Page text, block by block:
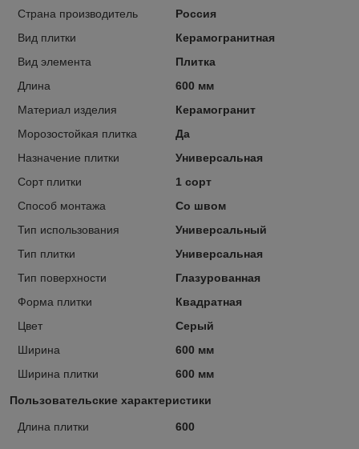
Страна производитель
Россия
Вид плитки
Керамогранитная
Вид элемента
Плитка
Длина
600 мм
Материал изделия
Керамогранит
Морозостойкая плитка
Да
Назначение плитки
Универсальная
Сорт плитки
1 сорт
Способ монтажа
Со швом
Тип использования
Универсальный
Тип плитки
Универсальная
Тип поверхности
Глазурованная
Форма плитки
Квадратная
Цвет
Серый
Ширина
600 мм
Ширина плитки
600 мм
Пользовательские характеристики
Длина плитки 600